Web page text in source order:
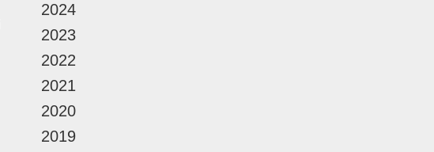
2024
2023
2022
2021
2020
2019